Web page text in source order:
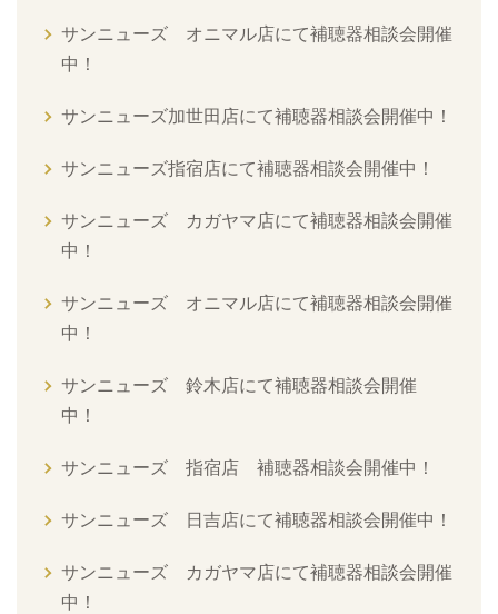
サンニューズ オニマル店にて補聴器相談会開催
中！
サンニューズ加世田店にて補聴器相談会開催中！
サンニューズ指宿店にて補聴器相談会開催中！
サンニューズ カガヤマ店にて補聴器相談会開催
中！
サンニューズ オニマル店にて補聴器相談会開催
中！
サンニューズ 鈴木店にて補聴器相談会開催
中！
サンニューズ 指宿店 補聴器相談会開催中！
サンニューズ 日吉店にて補聴器相談会開催中！
サンニューズ カガヤマ店にて補聴器相談会開催
中！